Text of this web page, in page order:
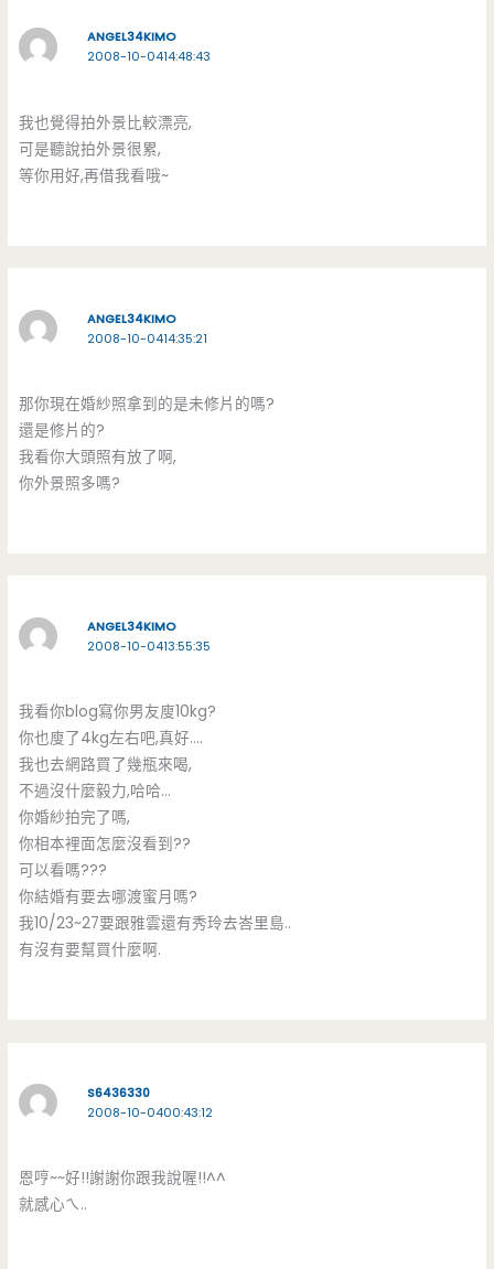
ANGEL34KIMO
2008-10-0414:48:43
我也覺得拍外景比較漂亮,
可是聽說拍外景很累,
等你用好,再借我看哦~
ANGEL34KIMO
2008-10-0414:35:21
那你現在婚紗照拿到的是未修片的嗎?
還是修片的?
我看你大頭照有放了啊,
你外景照多嗎?
ANGEL34KIMO
2008-10-0413:55:35
我看你blog寫你男友廋10kg?
你也廋了4kg左右吧,真好….
我也去網路買了幾瓶來喝,
不過沒什麼毅力,哈哈…
你婚紗拍完了嗎,
你相本裡面怎麼沒看到??
可以看嗎???
你結婚有要去哪渡蜜月嗎?
我10/23~27要跟雅雲還有秀玲去峇里島..
有沒有要幫買什麼啊.
S6436330
2008-10-0400:43:12
恩哼~~好!!謝謝你跟我說喔!!^^
就感心ㄟ..